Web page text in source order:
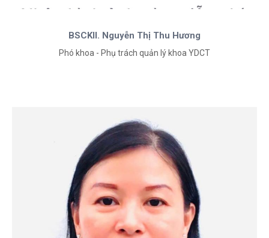
BSCKII. Nguyễn Thị Thu Hương
Phó khoa - Phụ trách quản lý khoa YDCT